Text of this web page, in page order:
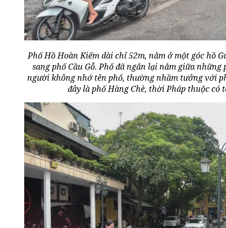
Phố Hồ Hoàn Kiếm dài chỉ 52m, nằm ở một góc hồ
sang phố Cầu Gỗ. Phố đã ngắn lại nằm giữa
người không nhớ tên phố, thường nhầm tưởng với
đây là phố Hàng Chè, thời Pháp thuộc có